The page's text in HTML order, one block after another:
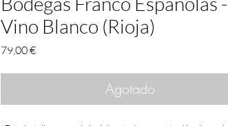
Vino Blanco (Rioja)
79,00 €Precio
Agotado